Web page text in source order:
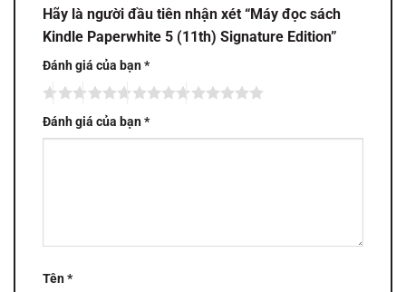
Hãy là người đầu tiên nhận xét “Máy đọc sách
Kindle Paperwhite 5 (11th) Signature Edition”
Đánh giá của bạn*
Đánh giá của bạn*
Tên*